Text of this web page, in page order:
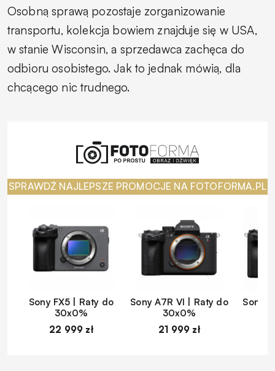
Osobną sprawą pozostaje zorganizowanie
transportu, kolekcja bowiem znajduje się w USA,
w stanie Wisconsin, a sprzedawca zachęca do
odbioru osobistego. Jak to jednak mówią, dla
chcącego nic trudnego.
SPRAWDŹ NAJLEPSZE PROMOCJE NA FOTOFORMA.PL
Sony FX5 | Raty do
30x0%
22 999 zł
Sony A7R VI | Raty do
30x0%
21 999 zł
Sony